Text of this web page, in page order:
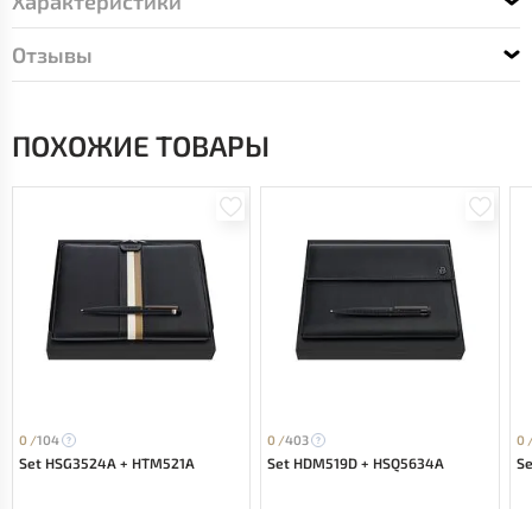
Отзывы
ПОХОЖИЕ ТОВАРЫ
0 /104
Set HSG3524A + HTM521A
0 /403
Set HDM519D + HSQ5634A
0